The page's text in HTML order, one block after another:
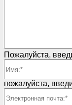
Пожалуйста,
пожалуйста,